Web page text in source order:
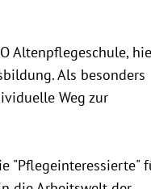
Altenpflegeschule,
Als besonders
Weg zur
"Pflegeinteressierte"